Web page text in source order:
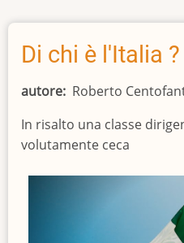
urge
la
Di chi è l'Italia ?
autore Roberto
In risalto una classe
volutamente ceca